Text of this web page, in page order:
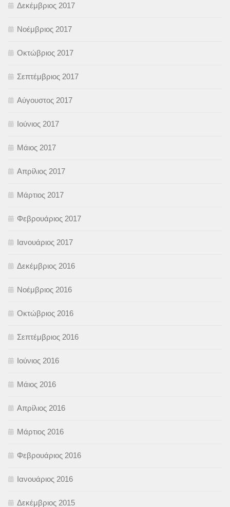
Δεκέμβριος 2017
Νοέμβριος 2017
Οκτώβριος 2017
Σεπτέμβριος 2017
Αύγουστος 2017
Ιούνιος 2017
Μάιος 2017
Απρίλιος 2017
Μάρτιος 2017
Φεβρουάριος 2017
Ιανουάριος 2017
Δεκέμβριος 2016
Νοέμβριος 2016
Οκτώβριος 2016
Σεπτέμβριος 2016
Ιούνιος 2016
Μάιος 2016
Απρίλιος 2016
Μάρτιος 2016
Φεβρουάριος 2016
Ιανουάριος 2016
Δεκέμβριος 2015